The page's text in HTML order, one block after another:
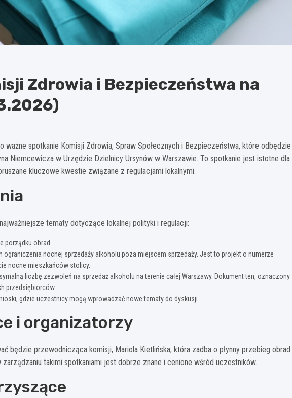
Zdrowia i Bezpieczeństwa na
ważne spotkanie Komisji Zdrowia, Spraw Społecznych i Bezpieczeństwa, które odbędzie
Niemcewicza w Urzędzie Dzielnicy Ursynów w Warszawie. To spotkanie jest istotne dla
kluczowe kwestie związane z regulacjami lokalnymi.
tematy dotyczące lokalnej polityki i regulacji:
porządku obrad.
ograniczenia nocnej sprzedaży alkoholu poza miejscem sprzedaży. Jest to projekt o numerze
nocne mieszkańców stolicy.
liczbę zezwoleń na sprzedaż alkoholu na terenie całej Warszawy. Dokument ten, oznaczony
przedsiębiorców.
gdzie uczestnicy mogą wprowadzać nowe tematy do dyskusji.
i organizatorzy
będzie przewodnicząca komisji, Mariola Kietlińska, która zadba o płynny przebieg obrad
takimi spotkaniami jest dobrze znane i cenione wśród uczestników.